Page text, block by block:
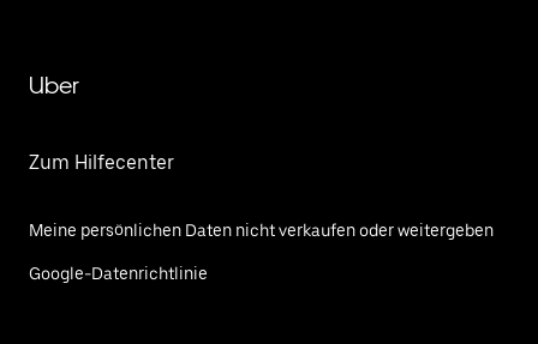
Uber
Zum Hilfecenter
Meine persönlichen Daten nicht verkaufen oder weitergeben
Google-Datenrichtlinie